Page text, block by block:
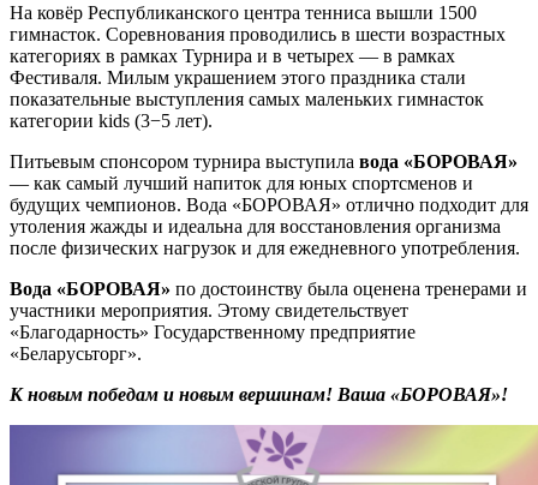
На ковёр Республиканского центра тенниса вышли 1500
гимнасток. Соревнования проводились в шести возрастных
категориях в рамках Турнира и в четырех — в рамках
Фестиваля. Милым украшением этого праздника стали
показательные выступления самых маленьких гимнасток
категории kids (3−5 лет).
Питьевым спонсором турнира выступила вода «БОРОВАЯ»
— как самый лучший напиток для юных спортсменов и
будущих чемпионов. Вода «БОРОВАЯ» отлично подходит для
утоления жажды и идеальна для восстановления организма
после физических нагрузок и для ежедневного употребления.
Вода «БОРОВАЯ» по достоинству была оценена тренерами и
участники мероприятия. Этому свидетельствует
«Благодарность» Государственному предприятие
«Беларусьторг».
К новым победам и новым вершинам! Ваша «БОРОВАЯ»!